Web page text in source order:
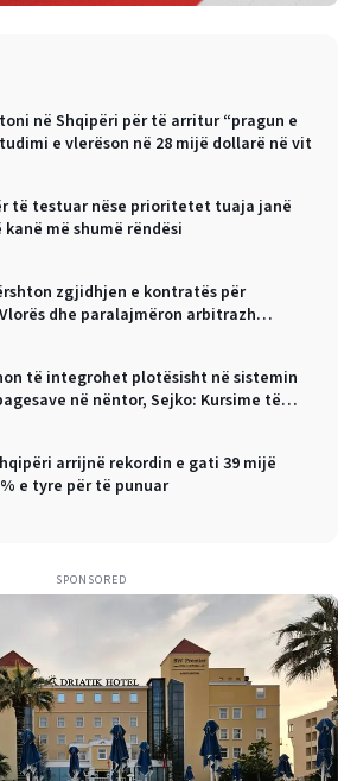
në Shqipëri për të arritur “pragun e
e vlerëson në 28 mijë dollarë në vit
të testuar nëse prioritetet tuaja janë
më shumë rëndësi
zgjidhjen e kontratës për
dhe paralajmëron arbitrazh
të integrohet plotësisht në sistemin
në nëntor, Sejko: Kursime të
dhe bizneset
arrijnë rekordin e gati 39 mijë
e tyre për të punuar
SPONSORED